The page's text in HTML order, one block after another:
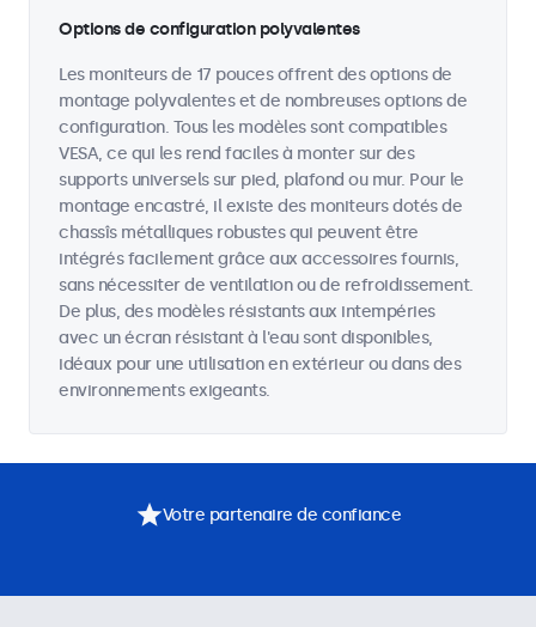
Options de configuration polyvalentes
Les moniteurs de 17 pouces offrent des options de
montage polyvalentes et de nombreuses options de
configuration. Tous les modèles sont compatibles
VESA, ce qui les rend faciles à monter sur des
supports universels sur pied, plafond ou mur. Pour le
montage encastré, il existe des moniteurs dotés de
chassîs métalliques robustes qui peuvent être
intégrés facilement grâce aux accessoires fournis,
sans nécessiter de ventilation ou de refroidissement.
De plus, des modèles résistants aux intempéries
avec un écran résistant à l'eau sont disponibles,
idéaux pour une utilisation en extérieur ou dans des
environnements exigeants.
Votre partenaire de confiance